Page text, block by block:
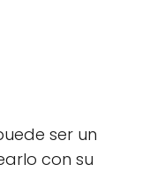
ser un
con su